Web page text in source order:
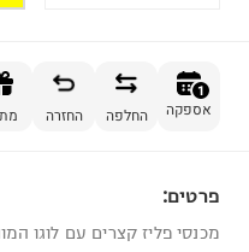
1
אספקה החלפה החזרה
פרטים:
מכנסי פליז קצרים עם לוגו